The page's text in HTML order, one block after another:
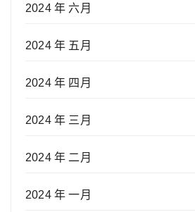
2024 年 六月
2024 年 五月
2024 年 四月
2024 年 三月
2024 年 二月
2024 年 一月